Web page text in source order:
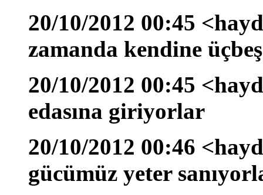
20/10/2012 00:45
zamanda kendine
20/10/2012 00:45
edasına giriyorlar
20/10/2012 00:46
gücümüz yeter